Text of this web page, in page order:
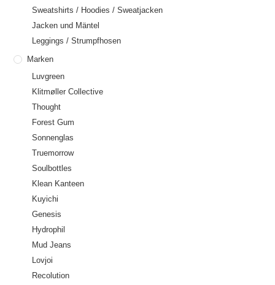
Sweatshirts / Hoodies / Sweatjacken
Jacken und Mäntel
Leggings / Strumpfhosen
Marken
Luvgreen
Klitmøller Collective
Thought
Forest Gum
Sonnenglas
Truemorrow
Soulbottles
Klean Kanteen
Kuyichi
Genesis
Hydrophil
Mud Jeans
Lovjoi
Recolution